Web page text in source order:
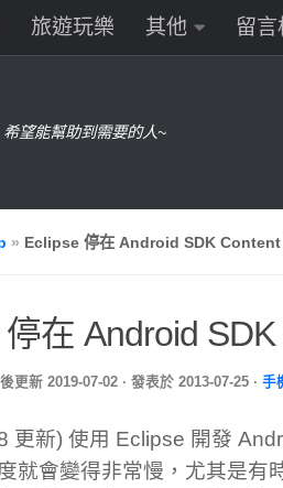
旅遊玩樂 其他 留言
望能幫助到需要的人~
» Eclipse 停在 Android SDK
停在 Android
後更新 2019-07-02 · 發表於 2013-07-25 · 手
更新) 使用 Eclipse 開發
就會變得非常慢，尤其是有